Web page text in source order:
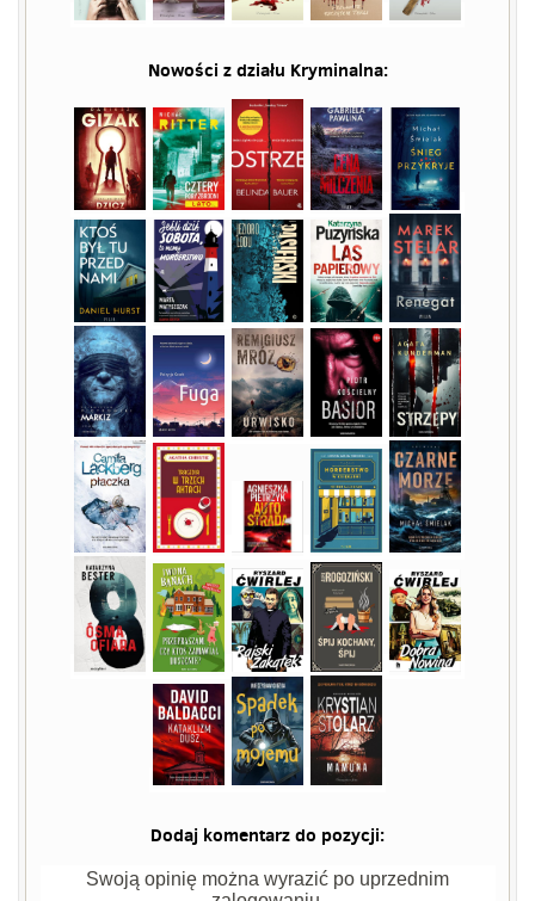
Nowości z działu Kryminalna:
Dodaj komentarz do pozycji:
Swoją opinię można wyrazić po uprzednim